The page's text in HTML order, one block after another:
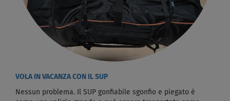
VOLA IN VACANZA CON IL SUP
Nessun problema. Il SUP gonfiabile sgonfio e piegato è